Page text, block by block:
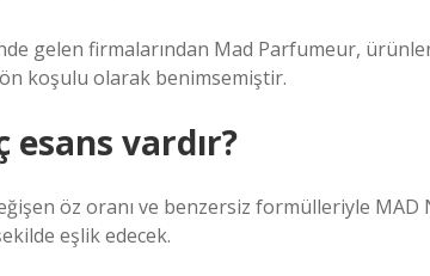
gelen firmalarından Mad Parfumeur,
koşulu olarak benimsemiştir.
esans vardır?
öz oranı ve benzersiz formülleriyle MAD
eşlik edecek.